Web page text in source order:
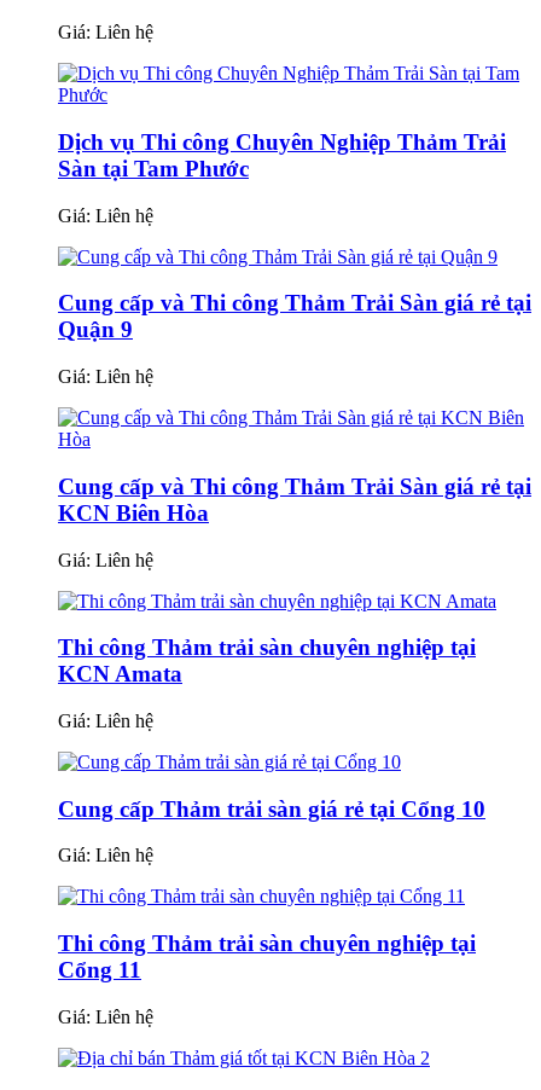
Giá: Liên hệ
Dịch vụ Thi công Chuyên Nghiệp Thảm Trải
Sàn tại Tam Phước
Giá: Liên hệ
Cung cấp và Thi công Thảm Trải Sàn giá rẻ tại
Quận 9
Giá: Liên hệ
Cung cấp và Thi công Thảm Trải Sàn giá rẻ tại
KCN Biên Hòa
Giá: Liên hệ
Thi công Thảm trải sàn chuyên nghiệp tại
KCN Amata
Giá: Liên hệ
Cung cấp Thảm trải sàn giá rẻ tại Cổng 10
Giá: Liên hệ
Thi công Thảm trải sàn chuyên nghiệp tại
Cổng 11
Giá: Liên hệ